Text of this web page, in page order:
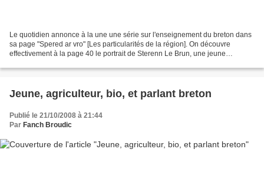
Le quotidien annonce à la une une série sur l'enseignement du breton dans
sa page "Spered ar vro" [Les particularités de la région]. On découvre
effectivement à la page 40 le portrait de Sterenn Le Brun, une jeune
Jeune, agriculteur, bio, et parlant breton
Publié le 21/10/2008 à 21:44
Par Fanch Broudic